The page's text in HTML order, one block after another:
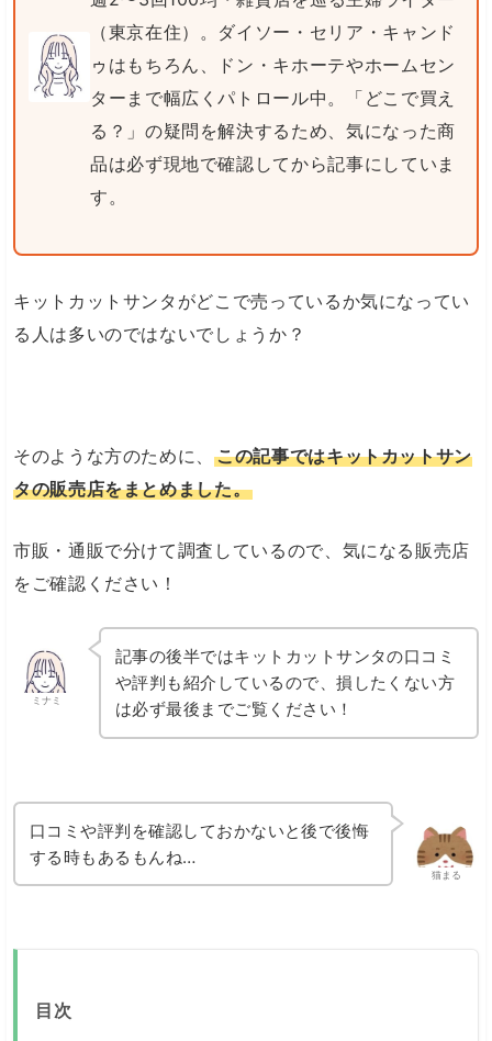
（東京在住）。ダイソー・セリア・キャンド
ゥはもちろん、ドン・キホーテやホームセン
ターまで幅広くパトロール中。「どこで買え
る？」の疑問を解決するため、気になった商
品は必ず現地で確認してから記事にしていま
す。
キットカットサンタがどこで売っているか気になってい
る人は多いのではないでしょうか？
そのような方のために、この記事ではキットカットサン
タの販売店をまとめました。
市販・通販で分けて調査しているので、気になる販売店
をご確認ください！
ミナミ
記事の後半ではキットカットサンタの口コミ
や評判も紹介しているので、損したくない方
は必ず最後までご覧ください！
猫まる
口コミや評判を確認しておかないと後で後悔
する時もあるもんね…
目次